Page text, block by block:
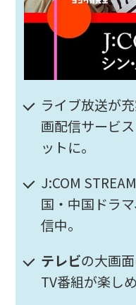
ライブ放送が
画配信サービ
ットに。
J:COM
国・中国ドラ
信中。
テレビの大画面
TV番組が楽しめ